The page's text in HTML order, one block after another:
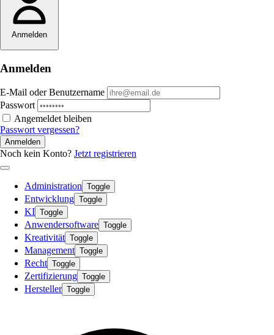
Anmelden
Anmelden
E-Mail oder Benutzername
Passwort
Angemeldet bleiben
Passwort vergessen?
Anmelden
Noch kein Konto? Jetzt registrieren
Administration Toggle
Entwicklung Toggle
KI Toggle
Anwendersoftware Toggle
Kreativität Toggle
Management Toggle
Recht Toggle
Zertifizierung Toggle
Hersteller Toggle